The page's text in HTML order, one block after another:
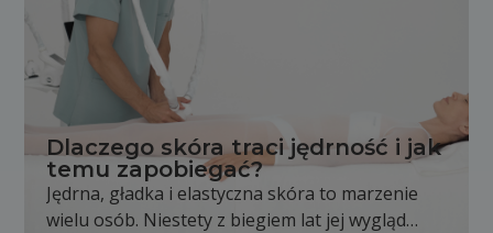
Dlaczego skóra traci jędrność i jak
temu zapobiegać?
Jędrna, gładka i elastyczna skóra to marzenie
wielu osób. Niestety z biegiem lat jej wygląd